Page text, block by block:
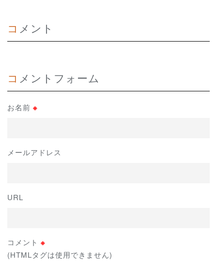
コメント
コメントフォーム
お名前 ※
メールアドレス
URL
コメント ※
(HTMLタグは使用できません)